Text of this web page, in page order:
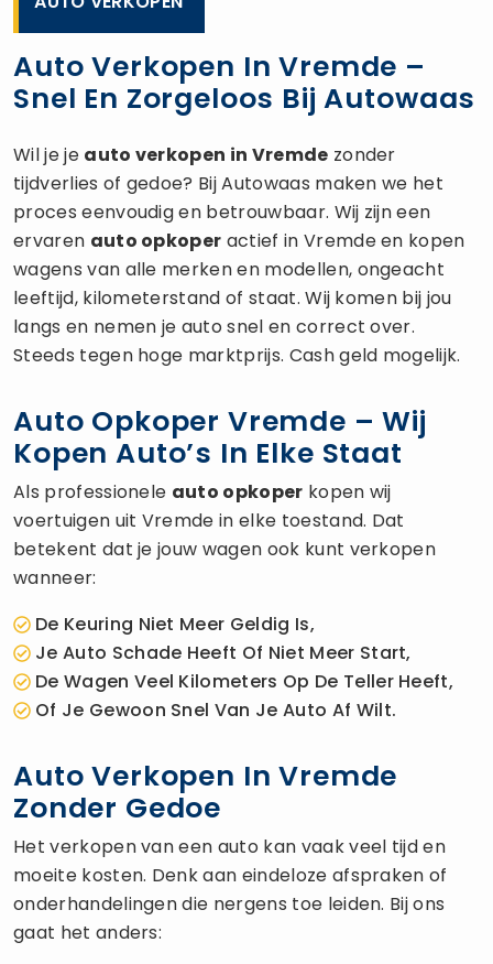
Auto Verkopen In Vremde –
Snel En Zorgeloos Bij Autowaas
Wil je je auto verkopen in Vremde zonder
tijdverlies of gedoe? Bij Autowaas maken we het
proces eenvoudig en betrouwbaar. Wij zijn een
ervaren auto opkoper actief in Vremde en kopen
wagens van alle merken en modellen, ongeacht
leeftijd, kilometerstand of staat. Wij komen bij jou
langs en nemen je auto snel en correct over.
Steeds tegen hoge marktprijs. Cash geld mogelijk.
Auto Opkoper Vremde – Wij
Kopen Auto’s In Elke Staat
Als professionele auto opkoper kopen wij
voertuigen uit Vremde in elke toestand. Dat
betekent dat je jouw wagen ook kunt verkopen
wanneer:
De Keuring Niet Meer Geldig Is,
Je Auto Schade Heeft Of Niet Meer Start,
De Wagen Veel Kilometers Op De Teller Heeft,
Of Je Gewoon Snel Van Je Auto Af Wilt.
Auto Verkopen In Vremde
Zonder Gedoe
Het verkopen van een auto kan vaak veel tijd en
moeite kosten. Denk aan eindeloze afspraken of
onderhandelingen die nergens toe leiden. Bij ons
gaat het anders: